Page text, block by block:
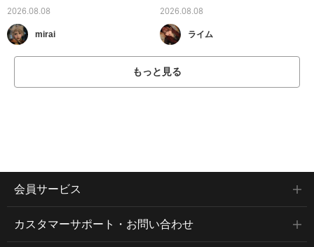
2026.08.08
mirai
2026.08.08
ライム
もっと見る
会員サービス
カスタマーサポート・お問い合わせ